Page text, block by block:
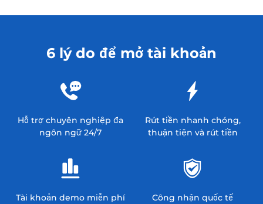
6 lý do để mở tài khoản
Hỗ trợ chuyên nghiệp đa
ngôn ngữ 24/7
Rút tiền nhanh chóng,
thuận tiện và rút tiền
Tài khoản demo miễn phí
Công nhận quốc tế